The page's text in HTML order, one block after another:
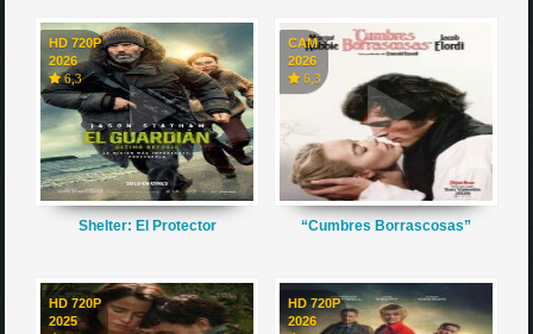
HD 720P
2026
6,3
Shelter: El Protector
CAM
2026
6,3
“Cumbres Borrascosas”
HD 720P
2025
HD 720P
2026